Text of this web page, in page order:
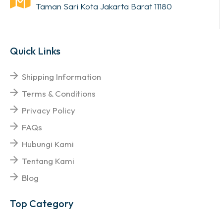
Taman Sari Kota Jakarta Barat 11180
Quick Links
Shipping Information
Terms & Conditions
Privacy Policy
FAQs
Hubungi Kami
Tentang Kami
Blog
Top Category